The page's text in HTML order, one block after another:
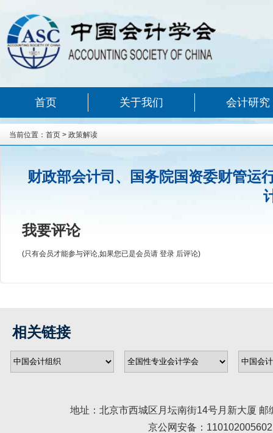
首页 关于我们 会计研究
当前位置： 首页 > 政策解读
财政部会计司、国务院国资委财管运
我要评论
(只有会员才能参与评论,如果您已是会员请 登录 后评论)
相关链接
地址：北京市西城区月坛南街14号月新大厦
京公网安备：